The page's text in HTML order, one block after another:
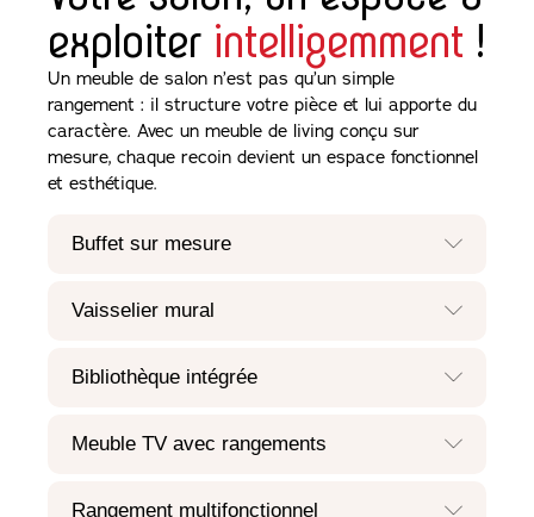
exploiter intelligemment !
Un meuble de salon n’est pas qu’un simple
rangement : il structure votre pièce et lui apporte du
caractère. Avec un meuble de living conçu sur
mesure, chaque recoin devient un espace fonctionnel
et esthétique.
Buffet sur mesure
Vaisselier mural
Bibliothèque intégrée
Meuble TV avec rangements
Rangement multifonctionnel